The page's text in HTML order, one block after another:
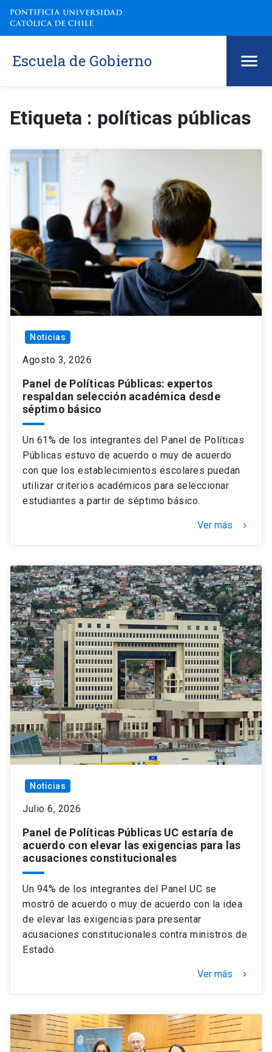
Escuela de Gobierno
Etiqueta : políticas públicas
Noticias
Agosto 3, 2026
Panel de Políticas Públicas: expertos
respaldan selección académica desde
séptimo básico
Un 61% de los integrantes del Panel de Políticas
Públicas estuvo de acuerdo o muy de acuerdo
con que los establecimientos escolares puedan
utilizar criterios académicos para seleccionar
estudiantes a partir de séptimo básico.
Ver más keyboard_arrow_right
Noticias
Julio 6, 2026
Panel de Políticas Públicas UC estaría de
acuerdo con elevar las exigencias para las
acusaciones constitucionales
Un 94% de los integrantes del Panel UC se
mostró de acuerdo o muy de acuerdo con la idea
de elevar las exigencias para presentar
acusaciones constitucionales contra ministros de
Estado.
Ver más keyboard_arrow_right